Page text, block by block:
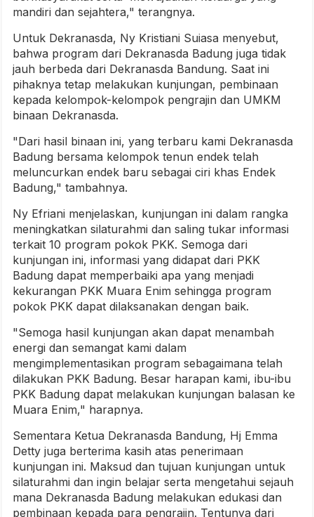
mandiri dan sejahtera," terangnya.
Untuk Dekranasda, Ny Kristiani Suiasa menyebut,
bahwa program dari Dekranasda Badung juga tidak
jauh berbeda dari Dekranasda Bandung. Saat ini
pihaknya tetap melakukan kunjungan, pembinaan
kepada kelompok-kelompok pengrajin dan UMKM
binaan Dekranasda.
"Dari hasil binaan ini, yang terbaru kami Dekranasda
Badung bersama kelompok tenun endek telah
meluncurkan endek baru sebagai ciri khas Endek
Badung," tambahnya.
Ny Efriani menjelaskan, kunjungan ini dalam rangka
meningkatkan silaturahmi dan saling tukar informasi
terkait 10 program pokok PKK. Semoga dari
kunjungan ini, informasi yang didapat dari PKK
Badung dapat memperbaiki apa yang menjadi
kekurangan PKK Muara Enim sehingga program
pokok PKK dapat dilaksanakan dengan baik.
"Semoga hasil kunjungan akan dapat menambah
energi dan semangat kami dalam
mengimplementasikan program sebagaimana telah
dilakukan PKK Badung. Besar harapan kami, ibu-ibu
PKK Badung dapat melakukan kunjungan balasan ke
Muara Enim," harapnya.
Sementara Ketua Dekranasda Bandung, Hj Emma
Detty juga berterima kasih atas penerimaan
kunjungan ini. Maksud dan tujuan kunjungan untuk
silaturahmi dan ingin belajar serta mengetahui sejauh
mana Dekranasda Badung melakukan edukasi dan
pembinaan kepada para pengrajin. Tentunya dari